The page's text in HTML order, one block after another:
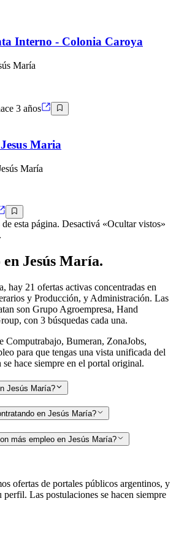
Interno - Colonia Caroya
María
3 años
Maria
María
esta página. Desactivá «Ocultar vistos»
Jesús María.
hay 21 ofertas activas concentradas en
y Producción, y Administración. Las
son Grupo Agroempresa, Hand
con 3 búsquedas cada una.
Computrabajo, Bumeran, ZonaJobs,
para que tengas una vista unificada del
hace siempre en el portal original.
Jesús María?
en Jesús María?
más empleo en Jesús María?
ofertas de portales públicos argentinos, y
Las postulaciones se hacen siempre